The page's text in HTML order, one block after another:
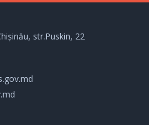
str.Puskin, 22